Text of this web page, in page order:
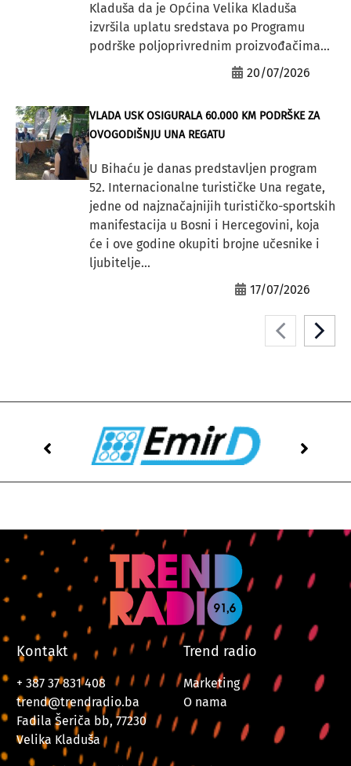
Kladuša da je Općina Velika Kladuša
izvršila uplatu sredstava po Programu
podrške poljoprivrednim proizvođačima...
20/07/2026
VLADA USK OSIGURALA 60.000 KM PODRŠKE ZA
OVOGODIŠNJU UNA REGATU
U Bihaću je danas predstavljen program
52. Internacionalne turističke Una regate,
jedne od najznačajnijih turističko-sportskih
manifestacija u Bosni i Hercegovini, koja
će i ove godine okupiti brojne učesnike i
ljubitelje...
17/07/2026
Kontakt
+ 387 37 831 408
trend@trendradio.ba
Fadila Šeriča bb, 77230
Velika Kladuša
Trend radio
Marketing
O nama